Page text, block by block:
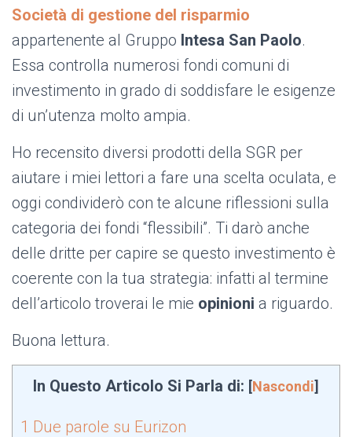
Società di gestione del risparmio
appartenente al Gruppo Intesa San Paolo.
Essa controlla numerosi fondi comuni di
investimento in grado di soddisfare le esigenze
di un’utenza molto ampia.
Ho recensito diversi prodotti della SGR per
aiutare i miei lettori a fare una scelta oculata, e
oggi condividerò con te alcune riflessioni sulla
categoria dei fondi “flessibili”. Ti darò anche
delle dritte per capire se questo investimento è
coerente con la tua strategia: infatti al termine
dell’articolo troverai le mie opinioni a riguardo.
Buona lettura.
In Questo Articolo Si Parla di: [Nascondi]
1 Due parole su Eurizon